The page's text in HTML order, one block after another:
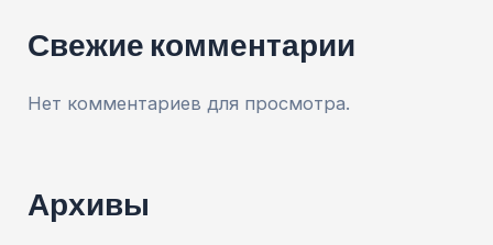
Свежие комментарии
Нет комментариев для просмотра.
Архивы